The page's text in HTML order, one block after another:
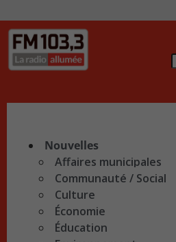
Nouvelles
Affaires municipales
Communauté / Social
Culture
Économie
Éducation